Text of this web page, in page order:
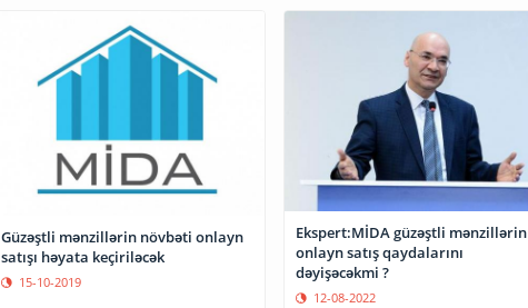
Güzəştli mənzillərin növbəti onlayn
satışı həyata keçiriləcək
15-10-2019
Ekspert:MİDA güzəştli mənzillərin
onlayn satış qaydalarını
dəyişəcəkmi ?
12-08-2022